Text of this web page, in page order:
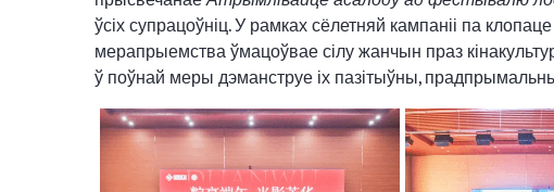
ўсіх супрацоўніц. У рамках сёлетняй кампаніі па
мерапрыемства ўмацоўвае сілу жанчын праз
ў поўнай меры дэманструе іх пазітыўны,